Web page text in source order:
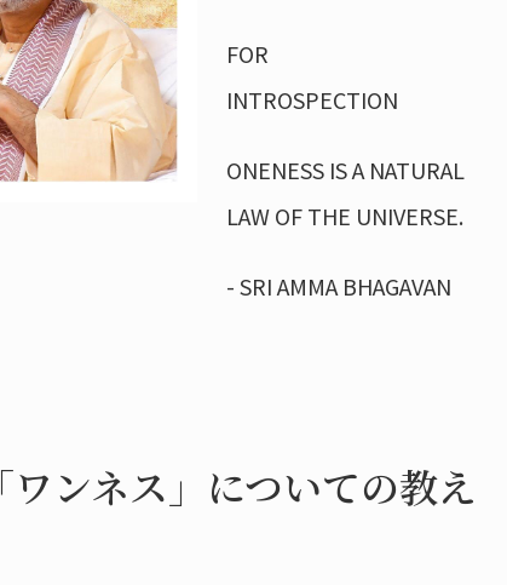
FOR
INTROSPECTION
ONENESS IS A NATURAL
LAW OF THE UNIVERSE.
- SRI AMMA BHAGAVAN
「ワンネス」についての教え